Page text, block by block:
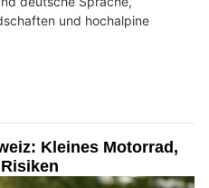
und hochalpine
Kleines Motorrad,